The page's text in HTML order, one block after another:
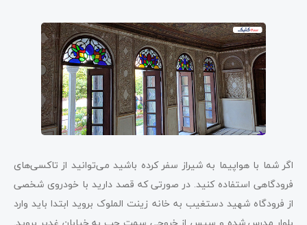
اگر شما با هواپیما به شیراز سفر کرده باشید می‌توانید از تاکسی‌های
فرودگاهی استفاده کنید. در صورتی که قصد دارید با خودروی شخصی
از فرودگاه شهید دستغیب به خانه زینت الملوک بروید ابتدا باید وارد